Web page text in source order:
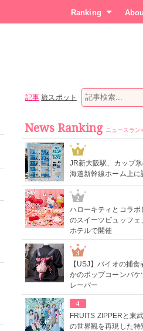
Ranking
記事 旅スポット
News Ranking ニュースラン
1
JR新大阪駅、カップ
海道新幹線ホーム上に
2
ハローキティとコラボ
のスイーツビュッフェ
ホテルで開催
3
【USJ】バイオの捕食
かのポップコーンバケ
レーバー
4
FRUITS ZIPPERと東
の世界観を再現した